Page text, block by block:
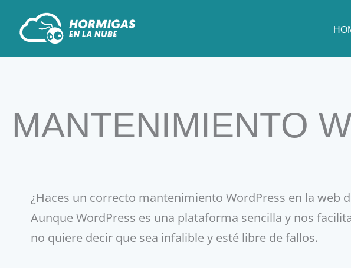
contenido
MANTENIMIENTO
¿Haces un correcto mantenimiento WordPress en la web
Aunque WordPress es una plataforma sencilla y nos
no quiere decir que sea infalible y esté libre de fallos.